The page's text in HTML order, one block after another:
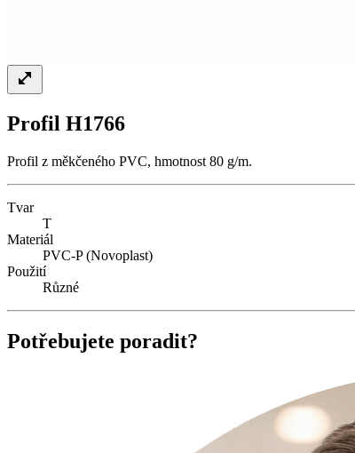
Profil H1766
Profil z měkčeného PVC, hmotnost 80 g/m.
Tvar
T
Materiál
PVC-P (Novoplast)
Použití
Různé
Potřebujete poradit?